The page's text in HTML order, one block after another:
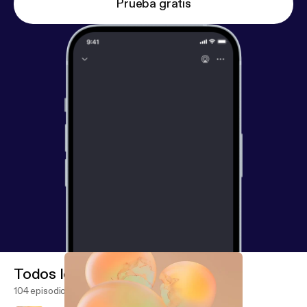
sdeboekhouder.nl/nl/podcastpsycholoog
kortingscode PodcastPsycholoog100 ontvang je
100 euro korting op je eerste boekjaar! Met code
DPP krijg je bij UpToMore [
https://www.uptomore.co
m/nl-nl/?utm_medium=podcast&utm_campaign=D
geldig tot en met 31 maart 2026. Geldig bij nieuwe
onnodig risico. Lees het Essentiële-
dit product middelgroot is, namelijk 4 op een schaal
voor het echte leven’ is te koop bij je lokale
boekhandel, of via deze link [https://partner.bol.co
m/click/click?p=2&t=url&s=1499288&f=TXL&url=h
ttps%3A%2F%2Fwww.bol.com%2Fnl%2Fnl%2F
Prueba gratis
Todos los episodios
104 episodios